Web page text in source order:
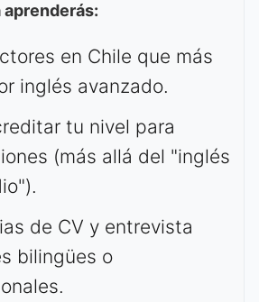
aprenderás:
en Chile que más
inglés avanzado.
tu nivel para
(más allá del "inglés
de CV y entrevista
bilingües o